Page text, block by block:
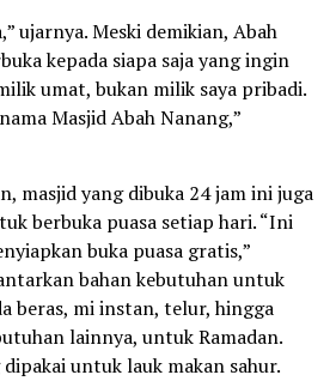
ujarnya. Meski demikian, Abah
kepada siapa saja yang ingin
umat, bukan milik saya pribadi.
Masjid Abah Nanang,”
masjid yang dibuka 24 jam ini juga
berbuka puasa setiap hari. “Ini
buka puasa gratis,”
bahan kebutuhan untuk
beras, mi instan, telur, hingga
lainnya, untuk Ramadan.
untuk lauk makan sahur.